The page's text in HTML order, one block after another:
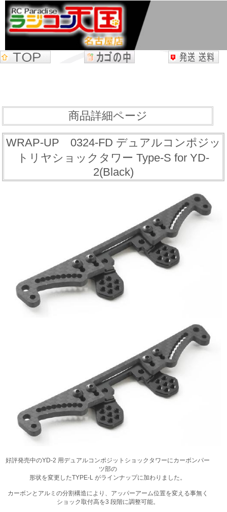
商品詳細ページ
WRAP-UP 0324-FD デュアルコンポジッ
トリヤショックタワー Type-S for YD-
2(Black)
好評発売中のYD-2 用デュアルコンポジットショックタワーにカーボンパー
ツ部の
形状を変更したTYPE-L がラインナップに加わりました。
カーボンとアルミの分割構造により、アッパーアーム位置を変える事無く
ショック取付高を3 段階に調整可能。